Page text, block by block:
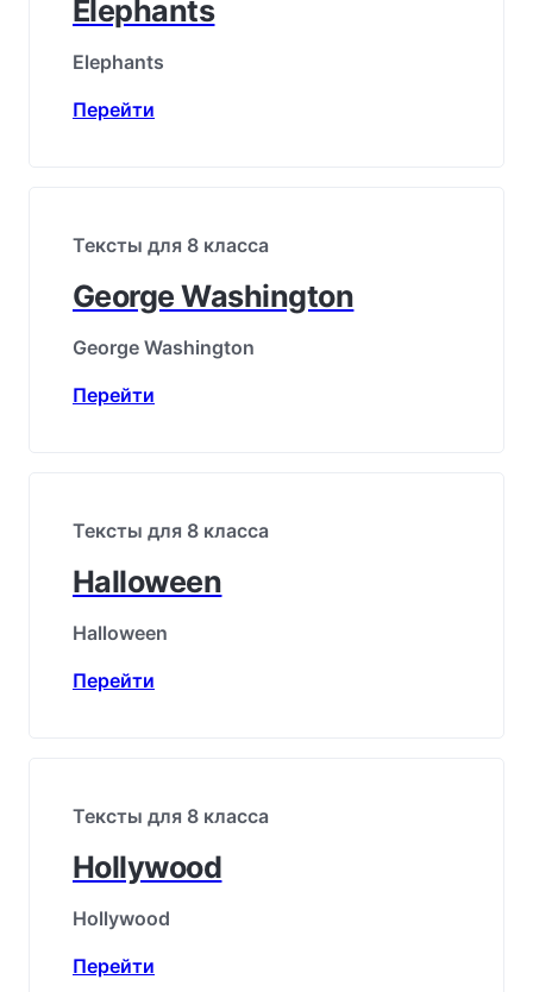
Elephants
Elephants
Перейти
Тексты для 8 класса
George Washington
George Washington
Перейти
Тексты для 8 класса
Halloween
Halloween
Перейти
Тексты для 8 класса
Hollywood
Hollywood
Перейти